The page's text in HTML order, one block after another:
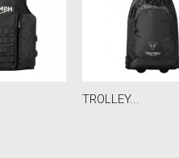
TROLLEY...